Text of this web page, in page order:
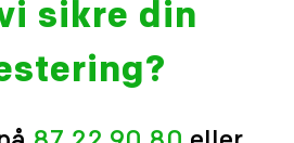
sikre din